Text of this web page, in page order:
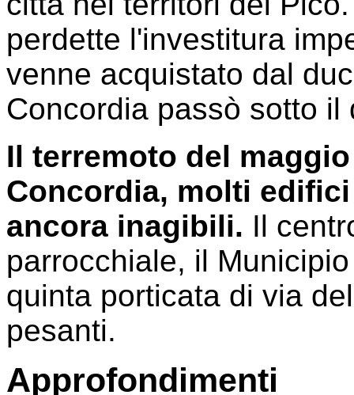
perdette l'investitura
venne acquistato dal
Concordia passò sotto il
Il terremoto del
Concordia, molti
ancora inagibili. Il
parrocchiale, il
quinta porticata di via
pesanti.
Approfondimenti